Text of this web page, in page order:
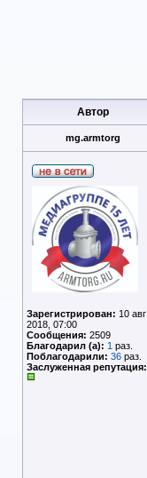
Автор
mg.armtorg
Зарегистрирован: 10 авг
2018, 07:00
Сообщения: 2509
Благодарил (а): 1 раз.
Поблагодарили: 36 раз.
Заслуженная репутация: